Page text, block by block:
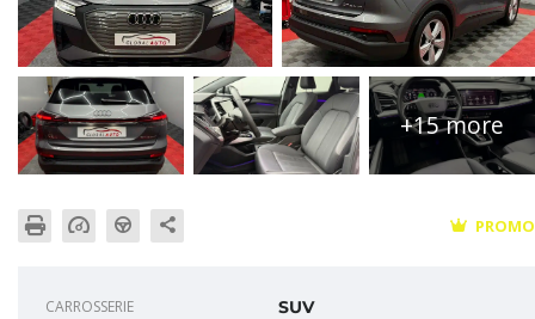
PROMO
+15 more
CARROSSERIE SUV